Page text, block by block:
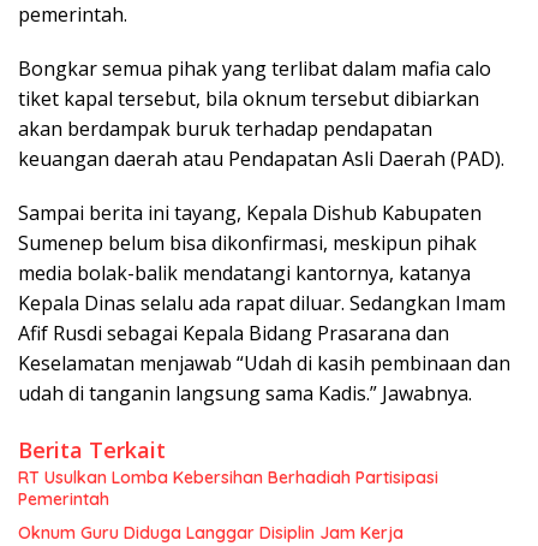
pemerintah.
Bongkar semua pihak yang terlibat dalam mafia calo
tiket kapal tersebut, bila oknum tersebut dibiarkan
akan berdampak buruk terhadap pendapatan
keuangan daerah atau Pendapatan Asli Daerah (PAD).
Sampai berita ini tayang, Kepala Dishub Kabupaten
Sumenep belum bisa dikonfirmasi, meskipun pihak
media bolak-balik mendatangi kantornya, katanya
Kepala Dinas selalu ada rapat diluar. Sedangkan Imam
Afif Rusdi sebagai Kepala Bidang Prasarana dan
Keselamatan menjawab “Udah di kasih pembinaan dan
udah di tanganin langsung sama Kadis.” Jawabnya.
Berita Terkait
RT Usulkan Lomba Kebersihan Berhadiah Partisipasi
Pemerintah
Oknum Guru Diduga Langgar Disiplin Jam Kerja